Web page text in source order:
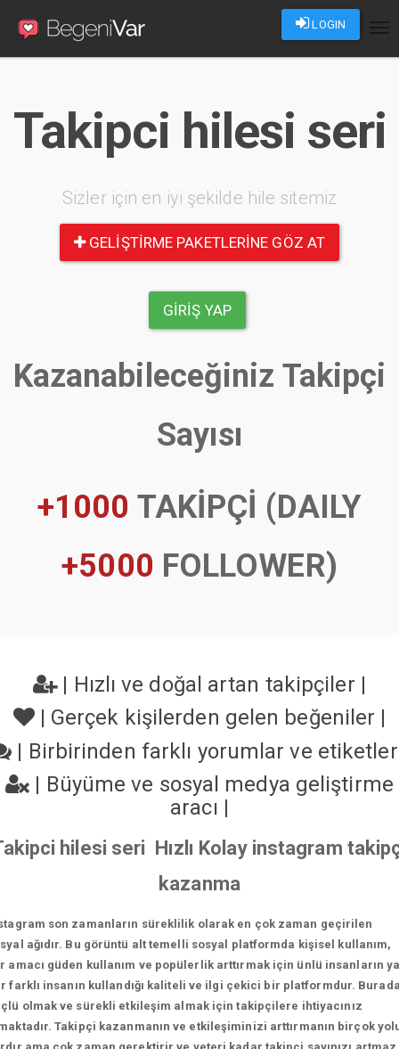
LOGIN
Takipci hilesi seri
Sizler için en iyi şekilde hile sitemiz
GELIŞTIRME PAKETLERINE GÖZ AT
GIRIŞ YAP
Kazanabileceğiniz Takipçi
Sayısı
+1000 TAKİPÇİ (DAILY
+5000 FOLLOWER)
| Hızlı ve doğal artan takipçiler |
| Gerçek kişilerden gelen beğeniler |
| Birbirinden farklı yorumlar ve
| Büyüme ve sosyal medya geliştirme
aracı |
hilesi seri Hızlı Kolay instagram
kazanma
son zamanların süreklilik olarak en çok zaman geçirilen
ağıdır. Bu görüntü alt temelli sosyal platformda kişisel kullanım,
amacı güden kullanım ve popülerlik arttırmak için ünlü insanların
farklı insanın kullandığı kaliteli ve ilgi çekici bir platformdur.
olmak ve sürekli etkileşim almak için takipçilere ihtiyacınız
Takipçi kazanmanın ve etkileşiminizi arttırmanın birçok